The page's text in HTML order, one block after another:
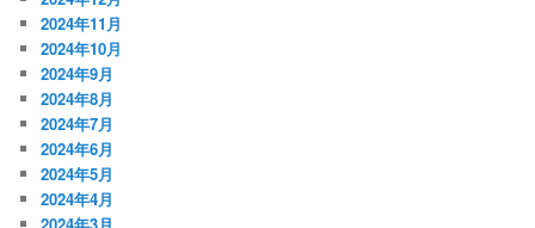
2024年11月
2024年10月
2024年9月
2024年8月
2024年7月
2024年6月
2024年5月
2024年4月
2024年3月